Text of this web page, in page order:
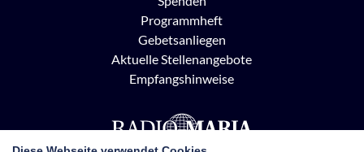
Programmheft
Gebetsanliegen
Aktuelle Stellenangebote
Empfangshinweise